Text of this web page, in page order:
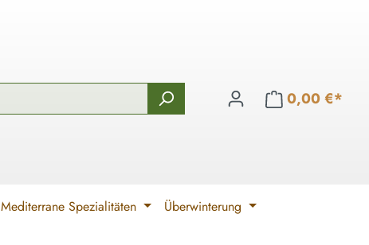
0,00 €*
Mediterrane Spezialitäten
Überwinterung